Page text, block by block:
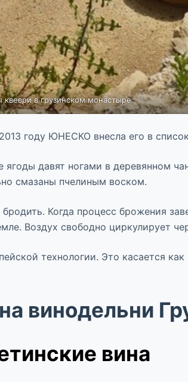
квеври в грузинском монастыре
году ЮНЕСКО внесла его в
ягоды давят ногами в деревянном
смазаны пчелиным воском.
Когда процесс брожения
Воздух свободно циркулирует
технологии. Это касается
винодельни
вина